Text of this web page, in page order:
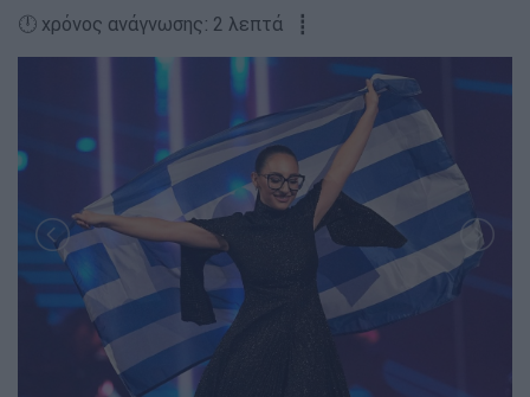
🕛 χρόνος ανάγνωσης: 2 λεπτά ┋